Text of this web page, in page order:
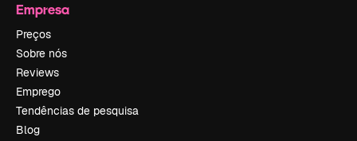
Empresa
Preços
Sobre nós
Reviews
Emprego
Tendências de pesquisa
Blog